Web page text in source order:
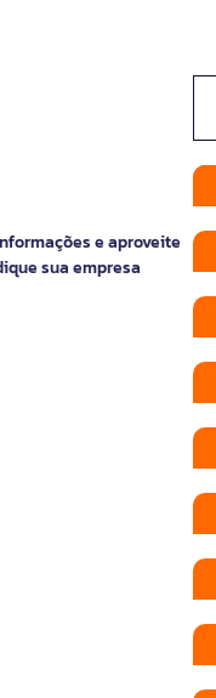
e aproveite
sua empresa